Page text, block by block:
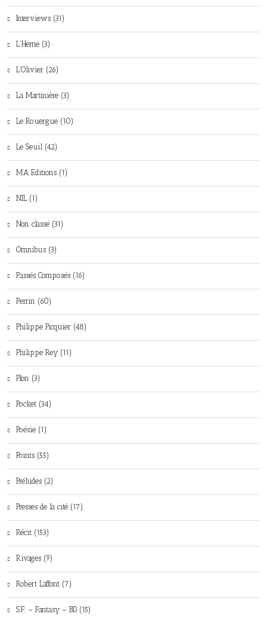
Interviews (31)
L'Herne (3)
L'Olivier (26)
La Martinière (3)
Le Rouergue (10)
Le Seuil (42)
MA Editions (1)
NIL (1)
Non classé (31)
Omnibus (3)
Passés Composés (16)
Perrin (60)
Philippe Picquier (48)
Philippe Rey (11)
Plon (3)
Pocket (34)
Poésie (1)
Points (55)
Préludes (2)
Presses de la cité (17)
Récit (153)
Rivages (9)
Robert Laffont (7)
S.F. – Fantasy – BD (15)